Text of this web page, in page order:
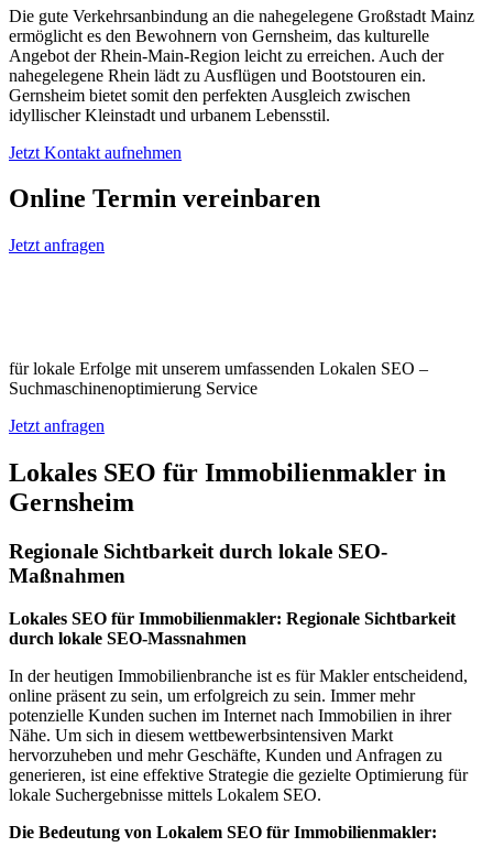
Die gute Verkehrsanbindung an die nahegelegene Großstadt Mainz
ermöglicht es den Bewohnern von Gernsheim, das kulturelle
Angebot der Rhein-Main-Region leicht zu erreichen. Auch der
nahegelegene Rhein lädt zu Ausflügen und Bootstouren ein.
Gernsheim bietet somit den perfekten Ausgleich zwischen
idyllischer Kleinstadt und urbanem Lebensstil.
Jetzt Kontakt aufnehmen
Online Termin vereinbaren
Jetzt anfragen
für lokale Erfolge mit unserem umfassenden Lokalen SEO –
Suchmaschinenoptimierung Service
Jetzt anfragen
Lokales SEO für Immobilienmakler in
Gernsheim
Regionale Sichtbarkeit durch lokale SEO-
Maßnahmen
Lokales SEO für Immobilienmakler: Regionale Sichtbarkeit
durch lokale SEO-Massnahmen
In der heutigen Immobilienbranche ist es für Makler entscheidend,
online präsent zu sein, um erfolgreich zu sein. Immer mehr
potenzielle Kunden suchen im Internet nach Immobilien in ihrer
Nähe. Um sich in diesem wettbewerbsintensiven Markt
hervorzuheben und mehr Geschäfte, Kunden und Anfragen zu
generieren, ist eine effektive Strategie die gezielte Optimierung für
lokale Suchergebnisse mittels Lokalem SEO.
Die Bedeutung von Lokalem SEO für Immobilienmakler: